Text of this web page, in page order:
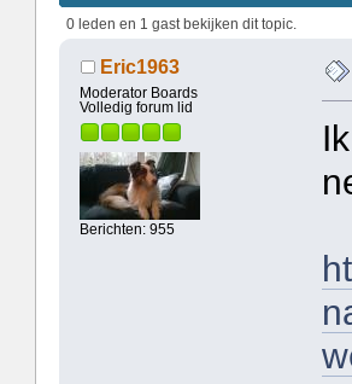
0 leden en 1 gast bekijken dit topic.
Eric1963
Moderator Boards
Volledig forum lid
Berichten: 955